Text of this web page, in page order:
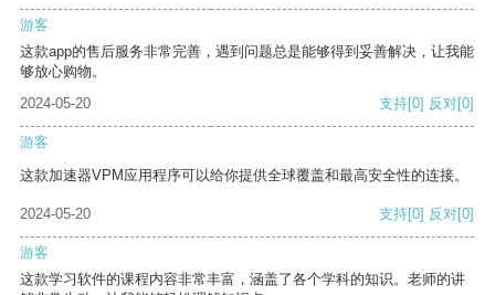
游客
这款app的售后服务非常完善，遇到问题总是能够得到妥善解决，让我能
够放心购物。
2024-05-20
支持[0] 反对[0]
游客
这款加速器VPM应用程序可以给你提供全球覆盖和最高安全性的连接。
2024-05-20 支持[0] 反对[0]
游客
这款学习软件的课程内容非常丰富，涵盖了各个学科的知识。老师的讲